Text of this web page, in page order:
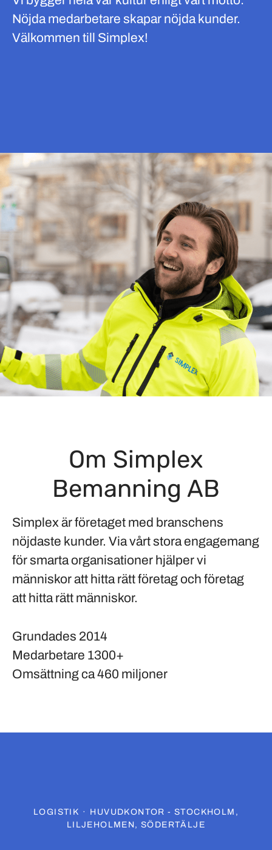
Nöjda medarbetare skapar nöjda kunder.
Välkommen till Simplex!
Om Simplex
Bemanning AB
Simplex är företaget med branschens
nöjdaste kunder. Via vårt stora engagemang
för smarta organisationer hjälper vi
människor att hitta rätt företag och företag
att hitta rätt människor.
Grundades 2014
Medarbetare 1300+
Omsättningca 460 miljoner
LOGISTIK ·
HUVUDKONTOR - STOCKHOLM,
LILJEHOLMEN, SÖDERTÄLJE